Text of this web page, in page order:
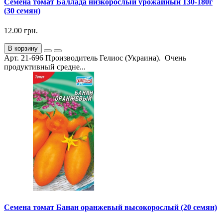
Семена томат Баллада низкорослый урожайный 130-180г
(30 семян)
12.00 грн.
В корзину
Арт. 21-696 Производитель Гелиос (Украина). Очень
продуктивный средне...
Семена томат Банан оранжевый высокорослый (20 семян)